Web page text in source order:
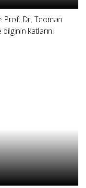
Prof. Dr. Teoman
katlarını